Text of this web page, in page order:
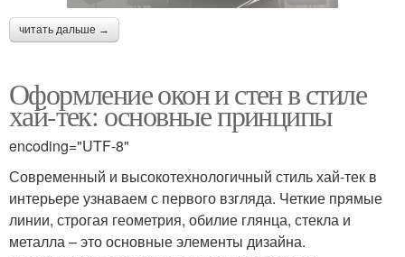
читать дальше →
Оформление окон и стен в стиле
хай-тек: основные принципы
encoding="UTF-8"
Современный и высокотехнологичный стиль хай-тек в
интерьере узнаваем с первого взгляда. Четкие прямые
линии, строгая геометрия, обилие глянца, стекла и
металла – это основные элементы дизайна.